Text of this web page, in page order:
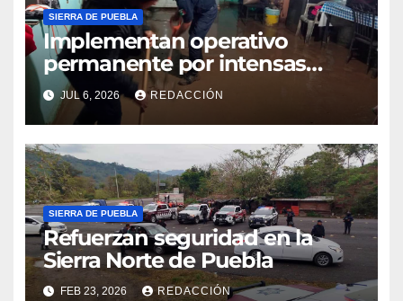
SIERRA DE PUEBLA
Implementan operativo
permanente por intensas
lluvias en la Sierra Norte de
Puebla
JUL 6, 2026 REDACCIÓN
SIERRA DE PUEBLA
Refuerzan seguridad en la
Sierra Norte de Puebla
FEB 23, 2026 REDACCIÓN